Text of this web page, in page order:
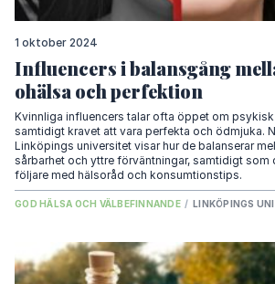
1 oktober 2024
Influencers i balansgång
ohälsa och perfektion
Kvinnliga influencers talar ofta öppet om
samtidigt kravet att vara perfekta och ödmjuka.
Linköpings universitet visar hur de balanserar
sårbarhet och yttre förväntningar, samtidigt som
följare med hälsoråd och konsumtionstips.
GOD HÄLSA OCH VÄLBEFINNANDE / LINKÖPINGS